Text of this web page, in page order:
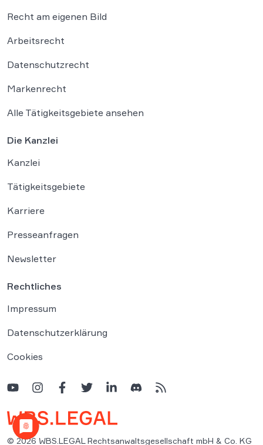
Recht am eigenen Bild
Arbeitsrecht
Datenschutzrecht
Markenrecht
Alle Tätigkeitsgebiete ansehen
Die Kanzlei
Kanzlei
Tätigkeitsgebiete
Karriere
Presseanfragen
Newsletter
Rechtliches
Impressum
Datenschutzerklärung
Cookies
© 2026 WBS.LEGAL Rechtsanwaltsgesellschaft mbH & Co. KG